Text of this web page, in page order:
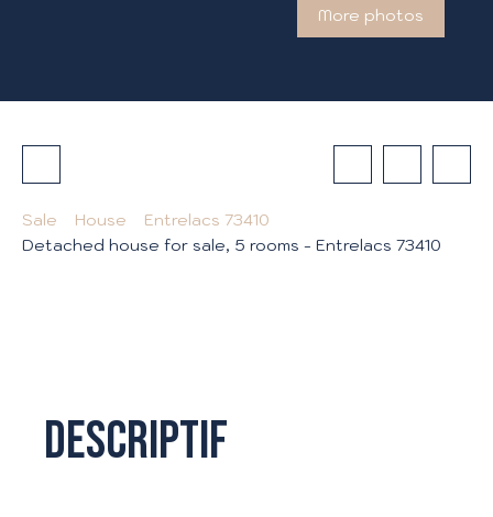
More photos
Sale House
Entrelacs 73410
Detached house for sale, 5 rooms - Entrelacs 73410
Descriptif